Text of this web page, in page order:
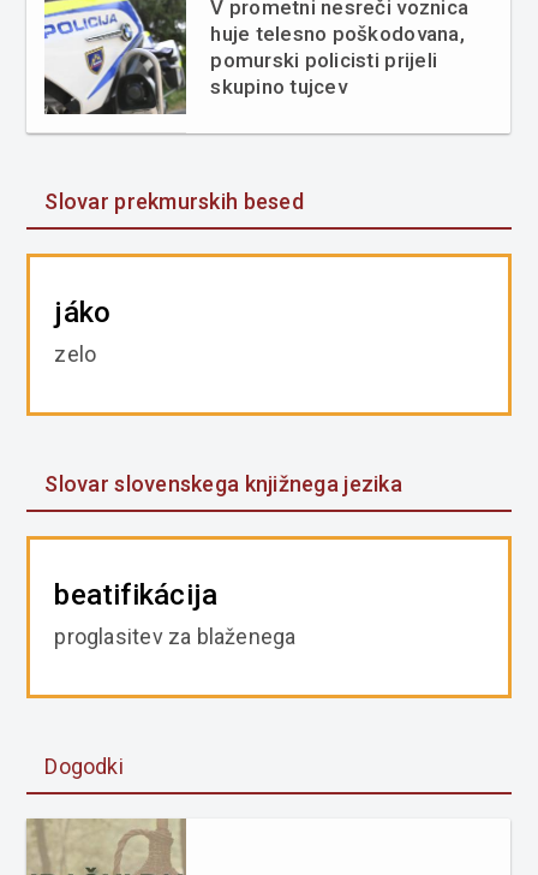
V prometni nesreči voznica
huje telesno poškodovana,
pomurski policisti prijeli
skupino tujcev
Slovar prekmurskih besed
jáko
zelo
Slovar slovenskega knjižnega jezika
beatifikácija
proglasitev za blaženega
Dogodki